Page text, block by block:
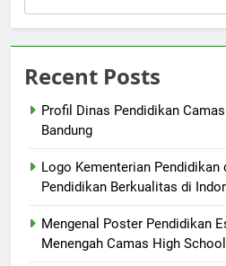
Recent Posts
Profil Dinas Pendidikan
Bandung
Logo Kementerian Pendidikan
Pendidikan Berkualitas di
Mengenal Poster Pendidikan
Menengah Camas High School